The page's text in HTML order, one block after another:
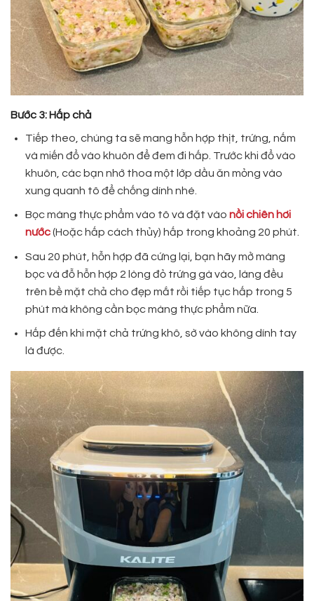
Bước 3: Hấp chả
Tiếp theo, chúng ta sẽ mang hỗn hợp thịt, trứng, nấm
và miến đổ vào khuôn để đem đi hấp. Trước khi đổ vào
khuôn, các bạn nhớ thoa một lớp dầu ăn mỏng vào
xung quanh tô để chống dính nhé.
Bọc màng thực phẩm vào tô và đặt vào nồi chiên hơi
nước(Hoặc hấp cách thủy) hấp trong khoảng 20 phút.
Sau 20 phút, hỗn hợp đã cứng lại, bạn hãy mở màng
bọc và đỗ hỗn hợp 2 lòng đỏ trứng gà vào, láng đều
trên bề mặt chả cho đẹp mắt rồi tiếp tục hấp trong 5
phút mà không cần bọc màng thực phẩm nữa.
Hấp đến khi mặt chả trứng khô, sờ vào không dính tay
là được.